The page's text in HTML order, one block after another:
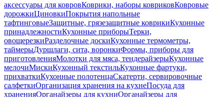
аксессуары для ковровКоврики, наборы ковриковКовровые
дорожкиЦиновкиПокрытия напольные
тафтинговыеЗащитные, грязезащитные коврикиКухонные
принадлежностиКухонные приборыТерки,
овощерезкиРазделочные доскиКухонные термометры,
таймерыДуршлаги, сита, воронкиФормы, приборы для
приготовленияМолотки для мяса, тендерайзерыКухонные
мелочиМискиКухонный текстильКухонные фартуки,
прихваткиКухонные полотенцаСкатерти, сервировочные
салфеткиОрганизация хранения на кухнеПосуда для
храненияОрганайзеры для кухниОрганайзеры для